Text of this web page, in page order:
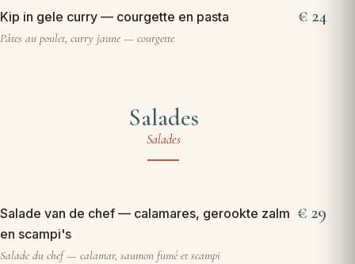
Kip in gele curry — courgette en pasta
Pâtes au poulet, curry jaune — courgette
24
Salades
Salades
Salade van de chef — calamares, gerookte zalm
en scampi's
Salade du chef — calamar, saumon fumé et scampi
29